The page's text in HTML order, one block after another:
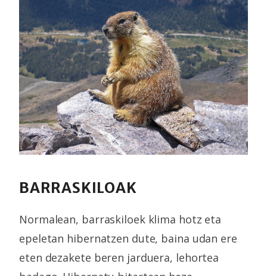
BARRASKILOAK
Normalean, barraskiloek klima hotz eta
epeletan hibernatzen dute, baina udan ere
eten dezakete beren jarduera, lehortea